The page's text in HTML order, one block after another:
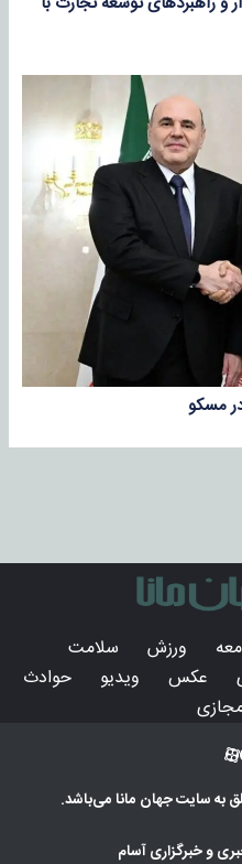
مسکو
ورزش
سلامت
عکس ویدیو
حوادث
به سایتجهان مانامی‌باشد.
و خبرگزاری آسام